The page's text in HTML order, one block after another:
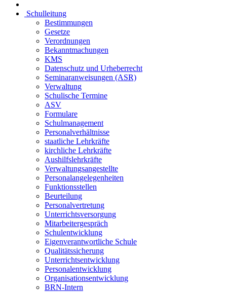
Schulleitung
Bestimmungen
Gesetze
Verordnungen
Bekanntmachungen
KMS
Datenschutz und Urheberrecht
Seminaranweisungen (ASR)
Verwaltung
Schulische Termine
ASV
Formulare
Schulmanagement
Personalverhältnisse
staatliche Lehrkräfte
kirchliche Lehrkräfte
Aushilfslehrkräfte
Verwaltungsangestellte
Personalangelegenheiten
Funktionsstellen
Beurteilung
Personalvertretung
Unterrichtsversorgung
Mitarbeitergespräch
Schulentwicklung
Eigenverantwortliche Schule
Qualitätssicherung
Unterrichtsentwicklung
Personalentwicklung
Organisationsentwicklung
BRN-Intern